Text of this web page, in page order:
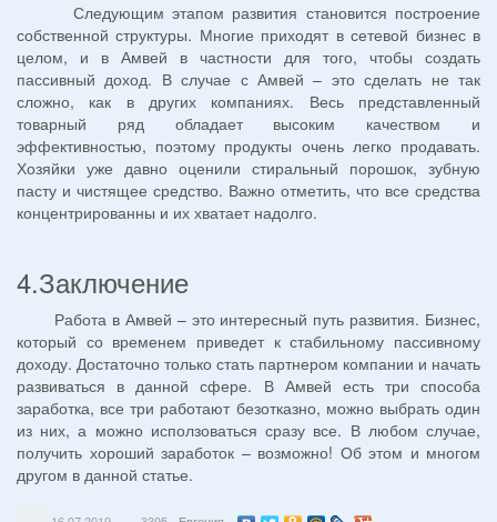
Следующим этапом развития становится построение
собственной структуры. Многие приходят в сетевой бизнес в
целом, и в Амвей в частности для того, чтобы создать
пассивный доход. В случае с Амвей – это сделать не так
сложно, как в других компаниях. Весь представленный
товарный ряд обладает высоким качеством и
эффективностью, поэтому продукты очень легко продавать.
Хозяйки уже давно оценили стиральный порошок, зубную
пасту и чистящее средство. Важно отметить, что все средства
концентрированны и их хватает надолго.
4.Заключение
Работа в Амвей – это интересный путь развития. Бизнес,
который со временем приведет к стабильному пассивному
доходу. Достаточно только стать партнером компании и начать
развиваться в данной сфере. В Амвей есть три способа
заработка, все три работают безотказно, можно выбрать один
из них, а можно исползоваться сразу все. В любом случае,
получить хороший заработок – возможно! Об этом и многом
другом в данной статье.